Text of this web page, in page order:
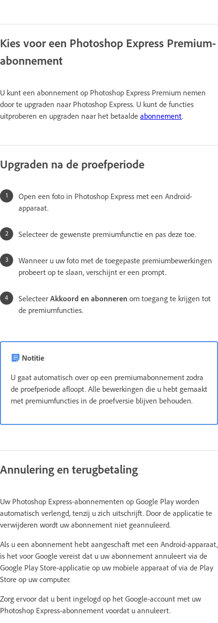
Kies voor een Photoshop Express Premium-
abonnement
U kunt een abonnement op Photoshop Express Premium nemen
door te upgraden naar Photoshop Express. U kunt de functies
uitproberen en upgraden naar het betaalde abonnement.
Upgraden na de proefperiode
Open een foto in Photoshop Express met een Android-
apparaat.
Selecteer de gewenste premiumfunctie en pas deze toe.
Wanneer u uw foto met de toegepaste premiumbewerkingen
probeert op te slaan, verschijnt er een prompt.
Selecteer Akkoord en abonneren om toegang te krijgen tot
de premiumfuncties.
Notitie
U gaat automatisch over op een premiumabonnement zodra
de proefperiode afloopt. Alle bewerkingen die u hebt gemaakt
met premiumfuncties in de proefversie blijven behouden.
Annulering en terugbetaling
Uw Photoshop Express-abonnementen op Google Play worden
automatisch verlengd, tenzij u zich uitschrijft. Door de applicatie te
verwijderen wordt uw abonnement niet geannuleerd.
Als u een abonnement hebt aangeschaft met een Android-apparaat,
is het voor Google vereist dat u uw abonnement annuleert via de
Google Play Store-applicatie op uw mobiele apparaat of via de Play
Store op uw computer.
Zorg ervoor dat u bent ingelogd op het Google-account met uw
Photoshop Express-abonnement voordat u annuleert.